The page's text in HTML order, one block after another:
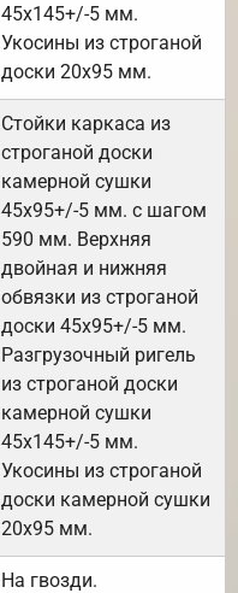
45х145+/-5 мм.
Укосины из строганой
доски 20х95 мм.
Стойки каркаса из
строганой доски
камерной сушки
45х95+/-5 мм. с шагом
590 мм. Верхняя
двойная и нижняя
обвязки из строганой
доски 45х95+/-5 мм.
Разгрузочный ригель
из строганой доски
камерной сушки
45х145+/-5 мм.
Укосины из строганой
доски камерной сушки
20х95 мм.
На гвозди.